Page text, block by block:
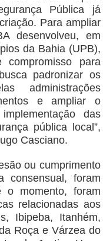
Pública já
Para ampliar
desenvolveu, em
da Bahia (UPB),
para
padronizar os
administrações
e ampliar o
das
pública local”,
Casciano.
ou cumprimento
consensual, foram
o momento, foram
relacionadas aos
Ibipeba, Itanhém,
Roça e Várzea do